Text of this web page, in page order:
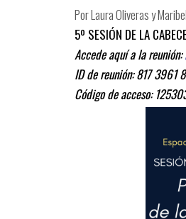
Por Laura Oliveras y
5º SESIÓN DE LA
Accede aquí a la reunión:
ID de reunión: 817 3961
Código de acceso: